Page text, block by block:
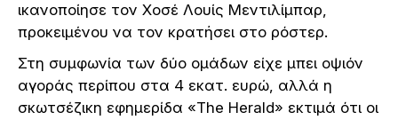
ικανοποίησε τον Χοσέ Λουίς Μεντιλίμπαρ,
προκειμένου να τον κρατήσει στο ρόστερ.
Στη συμφωνία των δύο ομάδων είχε μπει οψιόν
αγοράς περίπου στα 4 εκατ. ευρώ, αλλά η
σκωτσέζικη εφημερίδα «The Herald» εκτιμά ότι οι